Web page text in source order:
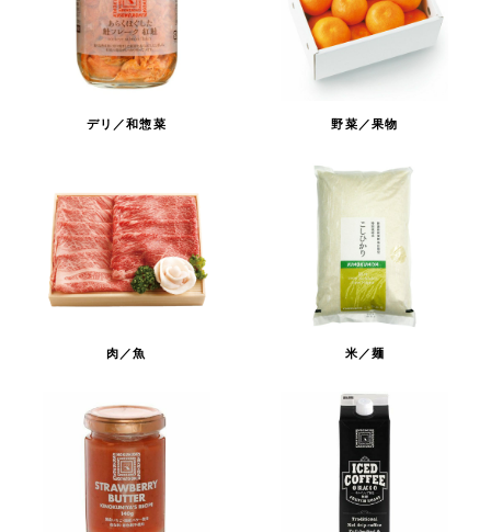
デリ／和惣菜 野菜／果物
肉／魚 米／麺